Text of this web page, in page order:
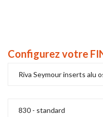
Configurez votre